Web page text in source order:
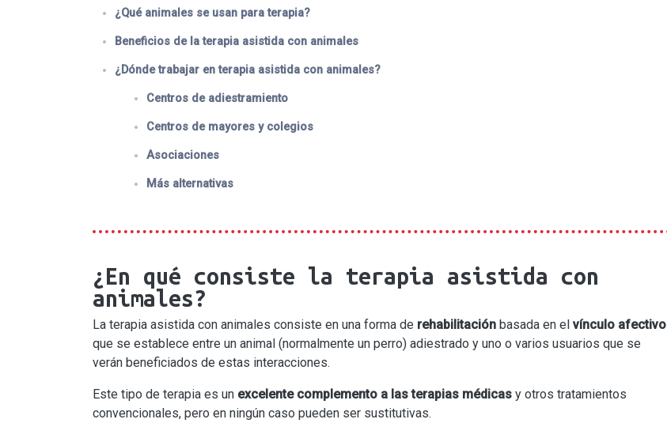
¿Qué animales se usan para terapia?
Beneficios de la terapia asistida con animales
¿Dónde trabajar en terapia asistida con animales?
Centros de adiestramiento
Centros de mayores y colegios
Asociaciones
Más alternativas
¿En qué consiste la terapia asistida con
animales?
La terapia asistida con animales consiste en una forma de rehabilitación basada en el vínculo afectivo
que se establece entre un animal (normalmente un perro) adiestrado y uno o varios usuarios que se
verán beneficiados de estas interacciones.
Este tipo de terapia es un excelente complemento a las terapias médicas y otros tratamientos
convencionales, pero en ningún caso pueden ser sustitutivas.